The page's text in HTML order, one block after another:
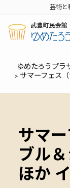
芸術と
ゆめたろうプラ
> サマーフェス
サマ
ブル
ほか